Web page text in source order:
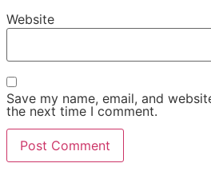
Website
Save my name, email, and
the next time I comment.